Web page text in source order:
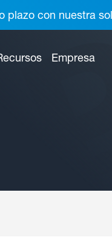
plazo con nuestra
Empresa